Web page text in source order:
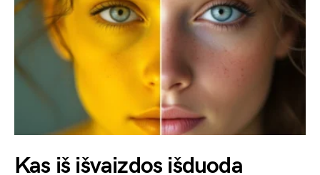
Kas iš išvaizdos išduoda